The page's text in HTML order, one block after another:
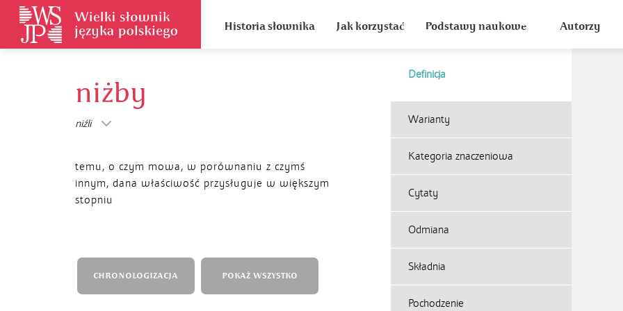
Historia słownika Jak korzystać Podstawy naukowe Autorzy
niżby
niźli
Definicja
temu, o czym mowa, w porównaniu z czymś
innym, dana właściwość przysługuje w większym
stopniu
Warianty
Kategoria znaczeniowa
Cytaty
Odmiana
Składnia
Pochodzenie
CHRONOLOGIZACJA POKAŻ WSZYSTKO